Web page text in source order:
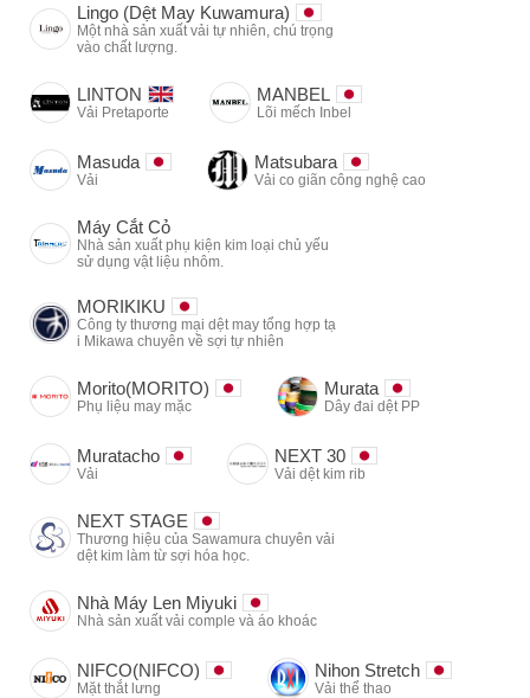
Lingo (Dệt May Kuwamura)
Một nhà sản xuất vải tự nhiên, chú trọng
vào chất lượng.
LINTON
Vải Pretaporte
MANBEL
Lõi mếch Inbel
Masuda
Vải
Matsubara
Vải co giãn công nghệ cao
Máy Cắt Cỏ
Nhà sản xuất phụ kiện kim loại chủ yếu
sử dụng vật liệu nhôm.
MORIKIKU
Công ty thương mại dệt may tổng hợp tạ
i Mikawa chuyên về sợi tự nhiên
Morito(MORITO)
Phụ liệu may mặc
Murata
Dây đai dệt PP
Muratacho
Vải
NEXT 30
Vải dệt kim rib
NEXT STAGE
Thương hiệu của Sawamura chuyên vải
dệt kim làm từ sợi hóa học.
Nhà Máy Len Miyuki
Nhà sản xuất vải comple và áo khoác
NIFCO(NIFCO)
Mặt thắt lưng
Nihon Stretch
Vải thể thao